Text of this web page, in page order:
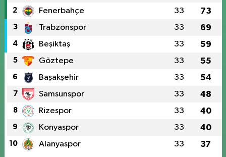
2 Fenerbahçe 33 73
3 Trabzonspor 33 69
4 Beşiktaş 33 59
5 Göztepe 33 55
6 Başakşehir 33 54
7 Samsunspor 33 48
8 Rizespor 33 40
9 Konyaspor 33 40
10 Alanyaspor 33 37